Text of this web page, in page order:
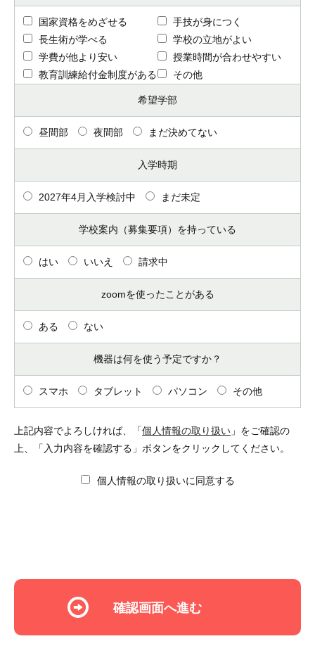
国家資格をめざせる
手技が身につく
長生術が学べる
学校の立地がよい
学費が他より安い
授業時間が合わせやすい
教育訓練給付金制度がある
その他
希望学部
昼間部 夜間部 まだ決めてない
入学時期
2027年4月入学検討中 まだ未定
学校案内（募集要項）を持っている
はい いいえ 請求中
zoomを使ったことがある
ある ない
機器は何を使う予定ですか？
スマホ タブレット パソコン その他
上記内容でよろしければ、「個人情報の取り扱い 」をご確認の
上、「入力内容を確認する」ボタンをクリックしてください。
個人情報の取り扱いに同意する